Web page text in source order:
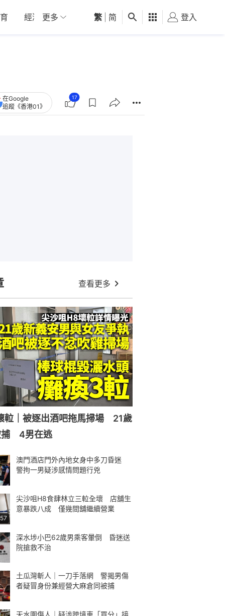
經濟 01深圳 觀點 健康 好食玩飛
更多 繁 简 登入
在Google
追蹤《香港01》
17
查看更多
𨋢｜被逐出酒吧拖馬掃場 21歲
捕 4男在逃
澳門酒店門外內地女身中多刀昏迷
警拘一男疑涉感情問題行兇
尖沙咀H8食肆林立三𨋢全壞 店舖生
意暴跌八成 僅幾間舖繼續營業
深水埗小巴62歲男乘客暈倒 昏迷送
院搶救不治
土瓜灣斬人｜一刀手落網 警揭男傷
者疑冒身份兼經營大麻倉同被捕
天水圍傷人｜疑涉跨境車「買分」接